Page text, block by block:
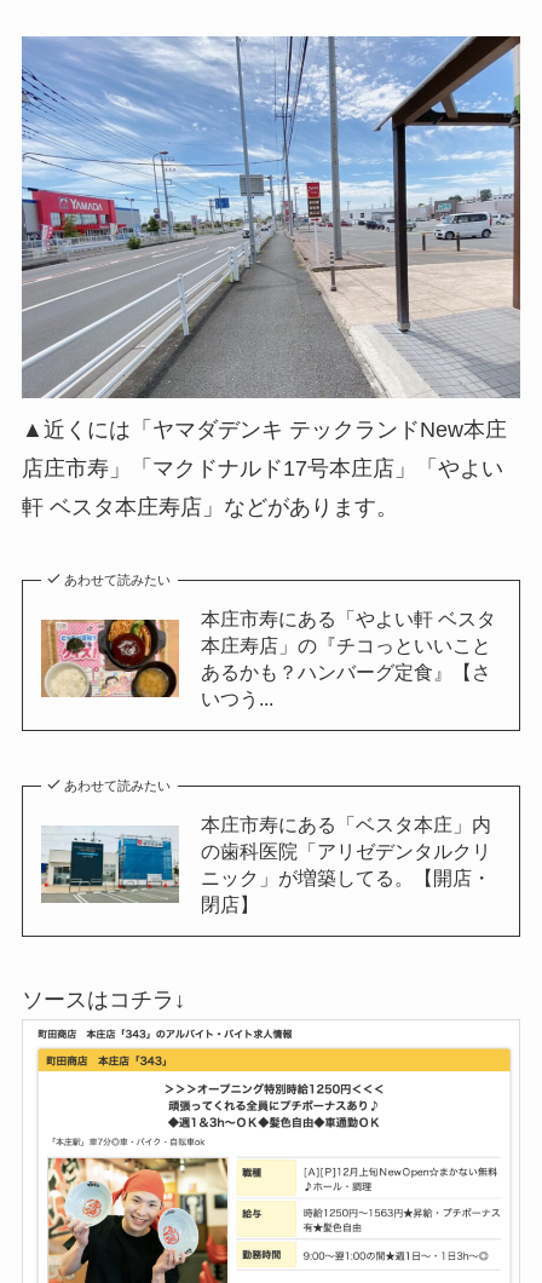
▲近くには「ヤマダデンキ テックランドNew本庄
店庄市寿」「マクドナルド17号本庄店」「やよい
軒 ベスタ本庄寿店」などがあります。
あわせて読みたい
本庄市寿にある「やよい軒 ベスタ
本庄寿店」の『チコっといいこと
あるかも？ハンバーグ定食』【さ
いつう...
あわせて読みたい
本庄市寿にある「ベスタ本庄」内
の歯科医院「アリゼデンタルクリ
ニック」が増築してる。【開店・
閉店】
ソースはコチラ↓